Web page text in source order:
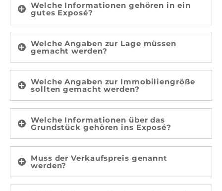
Welche Informationen gehören in ein
gutes Exposé?
Welche Angaben zur Lage müssen
gemacht werden?
Welche Angaben zur Immobiliengröße
sollten gemacht werden?
Welche Informationen über das
Grundstück gehören ins Exposé?
Muss der Verkaufspreis genannt
werden?